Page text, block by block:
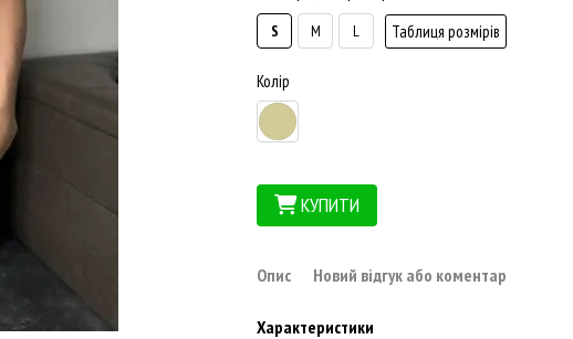
S M L Таблиця розмірів
Колір
КУПИТИ
Опис Новий відгук або коментар
Характеристики